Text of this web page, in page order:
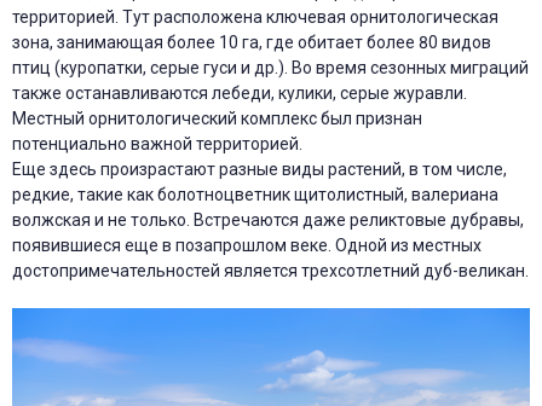
территорией. Тут расположена ключевая орнитологическая
зона, занимающая более 10 га, где обитает более 80 видов
птиц (куропатки, серые гуси и др.). Во время сезонных миграций
также останавливаются лебеди, кулики, серые журавли.
Местный орнитологический комплекс был признан
потенциально важной территорией.
Еще здесь произрастают разные виды растений, в том числе,
редкие, такие как болотноцветник щитолистный, валериана
волжская и не только. Встречаются даже реликтовые дубравы,
появившиеся еще в позапрошлом веке. Одной из местных
достопримечательностей является трехсотлетний дуб-великан.